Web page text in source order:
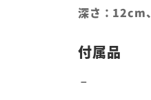
深さ：12cm